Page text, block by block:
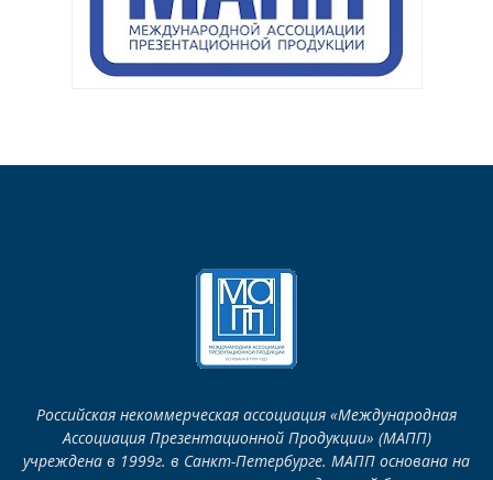
Российская некоммерческая ассоциация «Международная
Ассоциация Презентационной Продукции» (МАПП)
учреждена в 1999г. в Санкт-Петербурге. МАПП основана на